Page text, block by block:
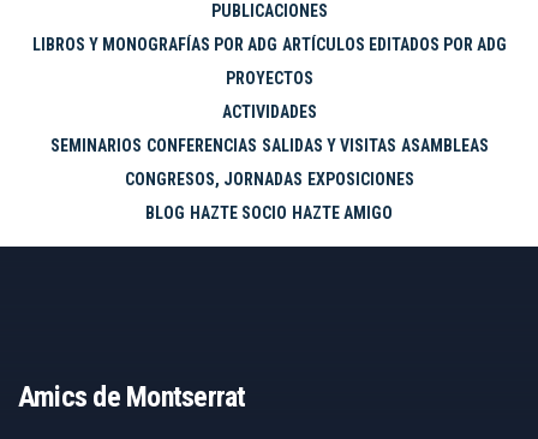
PUBLICACIONES
LIBROS Y MONOGRAFÍAS POR ADG ARTÍCULOS EDITADOS POR ADG
PROYECTOS
ACTIVIDADES
SEMINARIOS CONFERENCIAS SALIDAS Y VISITAS ASAMBLEAS
CONGRESOS, JORNADAS EXPOSICIONES
BLOG HAZTE SOCIO HAZTE AMIGO
Amics de Montserrat